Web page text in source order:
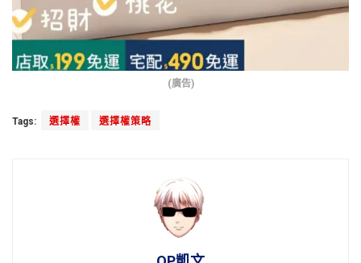
(廣告)
Tags: 選擇權 選擇權策略